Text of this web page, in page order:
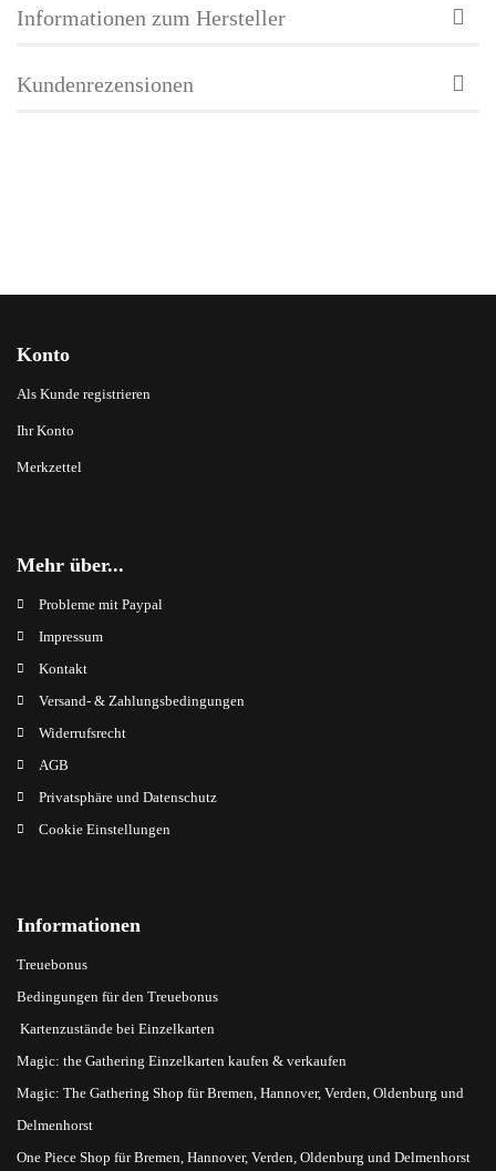
Informationen zum Hersteller
Kundenrezensionen
Konto
Als Kunde registrieren
Ihr Konto
Merkzettel
Mehr über...
Probleme mit Paypal
Impressum
Kontakt
Versand- & Zahlungsbedingungen
Widerrufsrecht
AGB
Privatsphäre und Datenschutz
Cookie Einstellungen
Informationen
Treuebonus
Bedingungen für den Treuebonus
Kartenzustände bei Einzelkarten
Magic: the Gathering Einzelkarten kaufen & verkaufen
Magic: The Gathering Shop für Bremen, Hannover, Verden, Oldenburg und
Delmenhorst
One Piece Shop für Bremen, Hannover, Verden, Oldenburg und Delmenhorst